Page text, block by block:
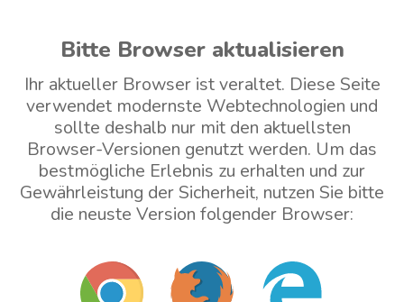
Bitte Browser aktualisieren
Ihr aktueller Browser ist veraltet. Diese Seite
verwendet modernste Webtechnologien und
sollte deshalb nur mit den aktuellsten
Browser-Versionen genutzt werden. Um das
bestmögliche Erlebnis zu erhalten und zur
Gewährleistung der Sicherheit, nutzen Sie bitte
die neuste Version folgender Browser: